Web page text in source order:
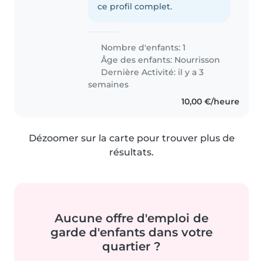
ce profil complet.
Nombre d'enfants: 1
Âge des enfants: Nourrisson
Dernière Activité: il y a 3
semaines
10,00 €/heure
Dézoomer sur la carte pour trouver plus de
résultats.
Aucune offre d'emploi de
garde d'enfants dans votre
quartier ?